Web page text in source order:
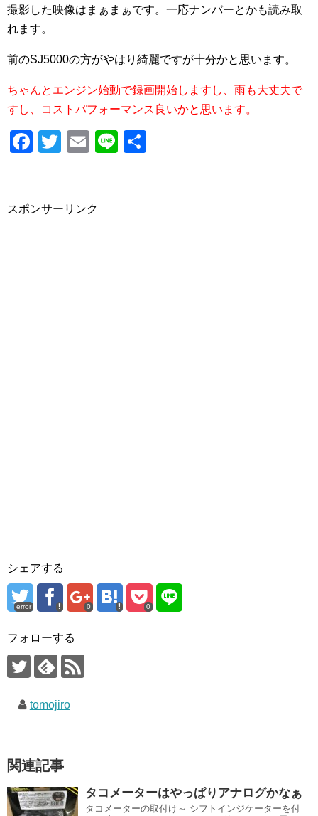
撮影した映像はまぁまぁです。一応ナンバーとかも読み取
れます。
前のSJ5000の方がやはり綺麗ですが十分かと思います。
ちゃんとエンジン始動で録画開始しますし、雨も大丈夫で
すし、コストパフォーマンス良いかと思います。
F
e
T
er
E
Li
スポンサーリンク
シェアする
error 0 0
フォローする
tomojiro
関連記事
タコメーターはやっぱりアナログかなぁ
タコメーターの取付け～ シフトインジケーターを付